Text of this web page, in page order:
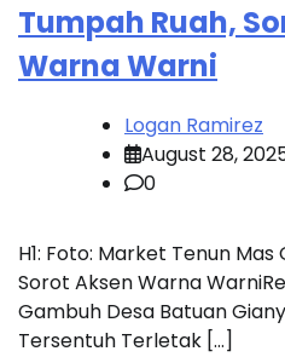
Tumpah Ruah,
Warna Warni
Logan Ramirez
August 28,
0
H1: Foto: Market Tenun
Sorot Aksen Warna
Gambuh Desa Batuan
Tersentuh Terletak […]